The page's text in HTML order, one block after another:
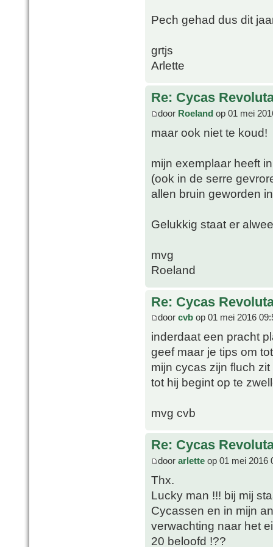
Pech gehad dus dit
grtjs
Arlette
Re: Cycas
door Roeland op 01 mei
maar ook niet te koud!
mijn exemplaar heeft
(ook in de serre
allen bruin geworden
Gelukkig staat er
mvg
Roeland
Re: Cycas
door cvb op 01 mei 2016
inderdaat een pracht
geef maar je tips om
mijn cycas zijn fluch
tot hij begint op te
mvg cvb
Re: Cycas
door arlette op 01 mei 2016
Thx.
Lucky man !!! bij mij
Cycassen en in mijn
verwachting naar het
20 beloofd !??